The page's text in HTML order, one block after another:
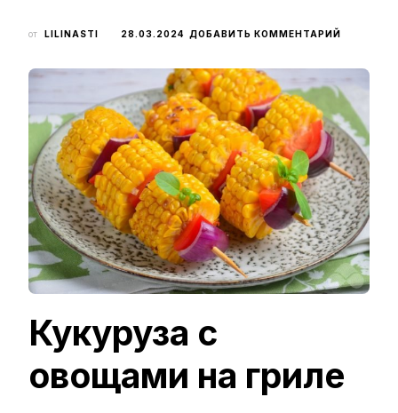
от LILINASTI 28.03.2024 ДОБАВИТЬ КОММЕНТАРИЙ
С
НА
ГРИЛЕ
–
ПРОСТОЙ
И
ВКУСНЫЙ
РЕЦЕПТ
С
ФОТО
Кукуруза с
овощами на гриле